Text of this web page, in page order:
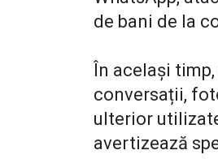
de bani de la
În același
conversații,
ulterior
avertizează